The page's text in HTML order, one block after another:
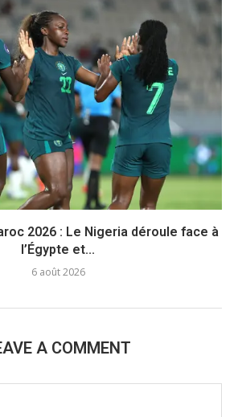
2026 : Le Nigeria déroule face à
l’Égypte et...
6 août 2026
A COMMENT